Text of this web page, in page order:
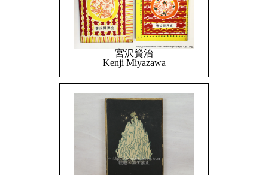
宮沢賢治
Kenji Miyazawa